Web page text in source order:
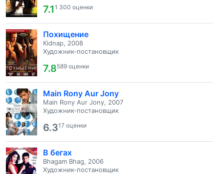
7.11 300 оценки
Похищение
Kidnap, 2008
Художник-постановщик
7.8589 оценки
Main Rony Aur Jony
Main Rony Aur Jony, 2007
Художник-постановщик
6.317 оценки
В бегах
Bhagam Bhag, 2006
Художник-постановщик